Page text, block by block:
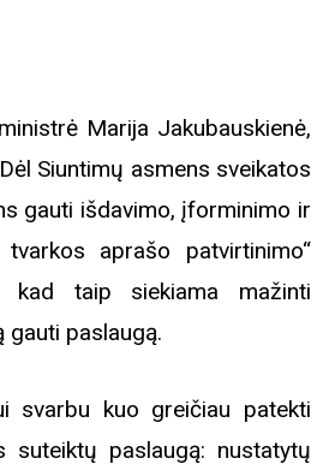
Marija Jakubauskienė,
Siuntimų asmens sveikatos
gauti išdavimo, įforminimo ir
aprašo patvirtinimo“
kad taip siekiama mažinti
gauti paslaugą.
svarbu kuo greičiau patekti
suteiktų paslaugą: nustatytų